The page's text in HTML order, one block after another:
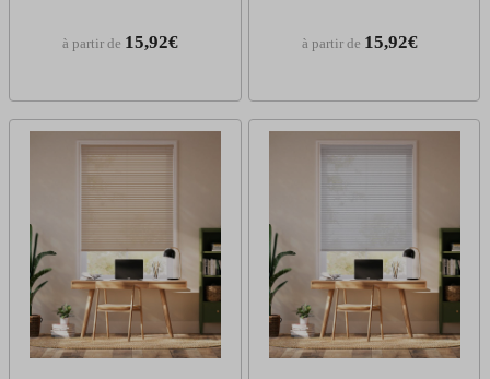
à partir de 15,92€ à partir de 15,92€